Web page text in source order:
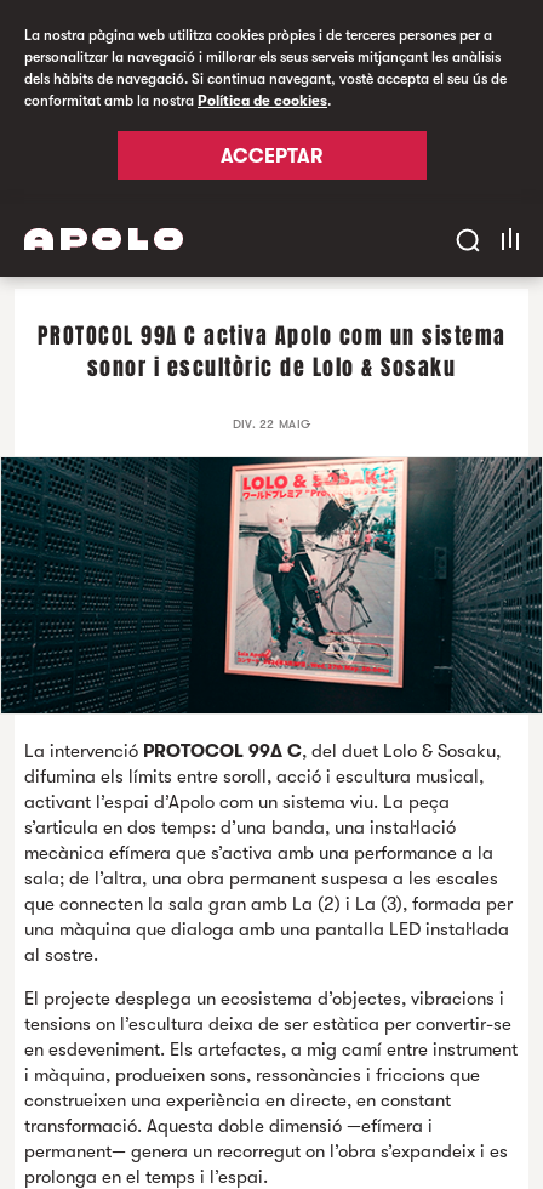
La nostra pàgina web utilitza cookies pròpies i de terceres persones per a
personalitzar la navegació i millorar els seus serveis mitjançant les anàlisis
dels hàbits de navegació. Si continua navegant, vostè accepta el seu ús de
conformitat amb la nostra Política de cookies.
ACCEPTAR
PROTOCOL 99∆ C activa Apolo com un sistema
sonor i escultòric de Lolo & Sosaku
DIV. 22 MAIG
La intervenció PROTOCOL 99∆ C, del duet Lolo & Sosaku,
difumina els límits entre soroll, acció i escultura musical,
activant l’espai d’Apolo com un sistema viu. La peça
s’articula en dos temps: d’una banda, una instal·lació
mecànica efímera que s’activa amb una performance a la
sala; de l’altra, una obra permanent suspesa a les escales
que connecten la sala gran amb La (2) i La (3), formada per
una màquina que dialoga amb una pantalla LED instal·lada
al sostre.
El projecte desplega un ecosistema d’objectes, vibracions i
tensions on l’escultura deixa de ser estàtica per convertir-se
en esdeveniment. Els artefactes, a mig camí entre instrument
i màquina, produeixen sons, ressonàncies i friccions que
construeixen una experiència en directe, en constant
transformació. Aquesta doble dimensió —efímera i
permanent— genera un recorregut on l’obra s’expandeix i es
prolonga en el temps i l’espai.